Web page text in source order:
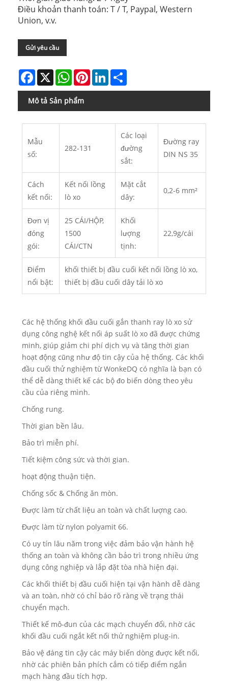
Điều khoản thanh toán: T / T, Paypal, Western
Union, v.v.
Gửi yêu cầu
Facebook
X WhatsAppPinterestLinkedIn
Mô tả Sản phẩm
Mẫu
số:
282-131
Các loại
đường
sắt:
Đường ray
DIN NS 35
Cách
kết nối:
Kết nối lồng
lò xo
Mặt cắt
dây:
0,2-6 mm²
Đơn vị
đóng
gói:
25 CÁI/HỘP,
1500
CÁI/CTN
Khối
lượng
tịnh:
22,9g/cái
Điểm
nổi bật:
khối thiết bị đầu cuối kết nối lồng lò xo,
thiết bị đầu cuối dây tải lò xo
Các hệ thống khối đầu cuối gắn thanh ray lò xo sử
dụng công nghệ kết nối áp suất lò xo đã được chứng
minh, giúp giảm chi phí dịch vụ và tăng thời gian
hoạt động cũng như độ tin cậy của hệ thống. Các khối
đầu cuối thử nghiệm từ WonkeDQ có nghĩa là bạn có
thể dễ dàng thiết kế các bộ đo biến dòng theo yêu
cầu của riêng mình.
Chống rung.
Thời gian bền lâu.
Bảo trì miễn phí.
Tiết kiệm công sức và thời gian.
hoạt động thuận tiện.
Chống sốc & Chống ăn mòn.
Được làm từ chất liệu an toàn và chất lượng cao.
Được làm từ nylon polyamit 66.
Có uy tín lâu năm trong việc đảm bảo vận hành hệ
thống an toàn và không cần bảo trì trong nhiều ứng
dụng công nghiệp và lắp đặt tòa nhà hiện đại.
Các khối thiết bị đầu cuối hiện tại vận hành dễ dàng
và an toàn, nhờ có chỉ báo rõ ràng về trạng thái
chuyển mạch.
Thiết kế mô-đun của các mạch chuyển đổi, nhờ các
khối đầu cuối ngắt kết nối thử nghiệm plug-in.
Bảo vệ đáng tin cậy các máy biến dòng được kết nối,
nhờ các phiên bản phích cắm có tiếp điểm ngắn
mạch hàng đầu tích hợp.